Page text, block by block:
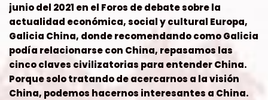
junio del 2021 en el Foros de debate sobre la
actualidad económica, social y cultural Europa,
Galicia China, donde recomendando como Galicia
podía relacionarse con China, repasamos las
cinco claves civilizatorias para entender China.
Porque solo tratando de acercarnos a la visión
China, podemos hacernos interesantes a China.